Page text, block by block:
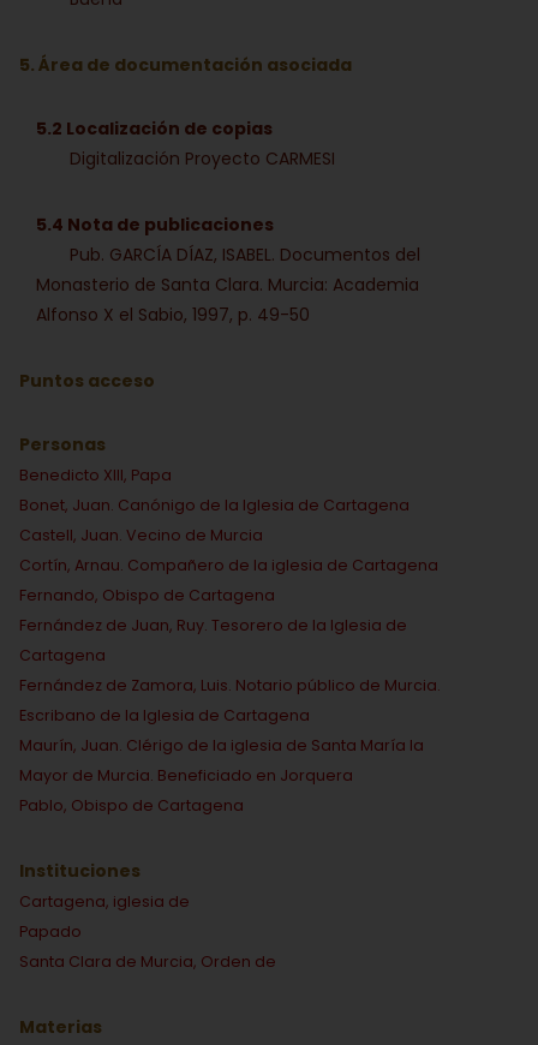
5. Área de documentación asociada
5.2 Localización de copias
Digitalización Proyecto CARMESI
5.4 Nota de publicaciones
Pub. GARCÍA DÍAZ, ISABEL. Documentos del
Monasterio de Santa Clara. Murcia: Academia
Alfonso X el Sabio, 1997, p. 49-50
Puntos acceso
Personas
Benedicto XIII, Papa
Bonet, Juan. Canónigo de la Iglesia de Cartagena
Castell, Juan. Vecino de Murcia
Cortín, Arnau. Compañero de la iglesia de Cartagena
Fernando, Obispo de Cartagena
Fernández de Juan, Ruy. Tesorero de la Iglesia de
Cartagena
Fernández de Zamora, Luis. Notario público de Murcia.
Escribano de la Iglesia de Cartagena
Maurín, Juan. Clérigo de la iglesia de Santa María la
Mayor de Murcia. Beneficiado en Jorquera
Pablo, Obispo de Cartagena
Instituciones
Cartagena, iglesia de
Papado
Santa Clara de Murcia, Orden de
Materias